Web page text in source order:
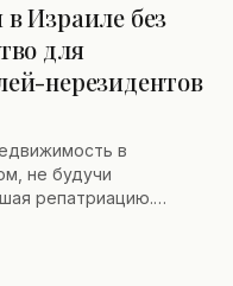
требует тщательной
сопровождения для
и адаптированного к
Израиле без
для
нерезидентов
в
не будучи
репатриацию.
до 8% с